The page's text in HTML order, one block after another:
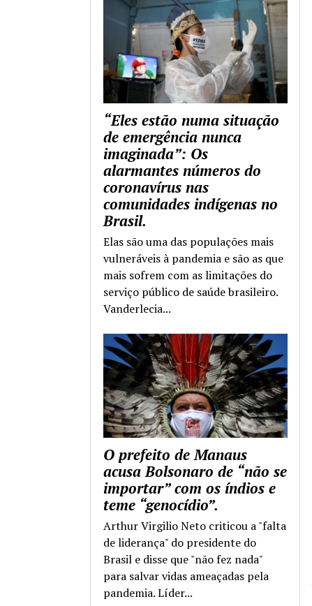
“Eles estão numa situação
de emergência nunca
imaginada”: Os
alarmantes números do
coronavírus nas
comunidades indígenas no
Brasil.
Elas são uma das populações mais
vulneráveis à pandemia e são as que
mais sofrem com as limitações do
serviço público de saúde brasileiro.
Vanderlecia...
O prefeito de Manaus
acusa Bolsonaro de “não se
importar” com os índios e
teme “genocídio”.
Arthur Virgilio Neto criticou a "falta
de liderança" do presidente do
Brasil e disse que "não fez nada"
para salvar vidas ameaçadas pela
pandemia. Líder...